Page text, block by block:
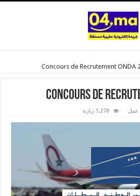
Concours de Recrutement ONDA
Concours de
1,278 زيارة